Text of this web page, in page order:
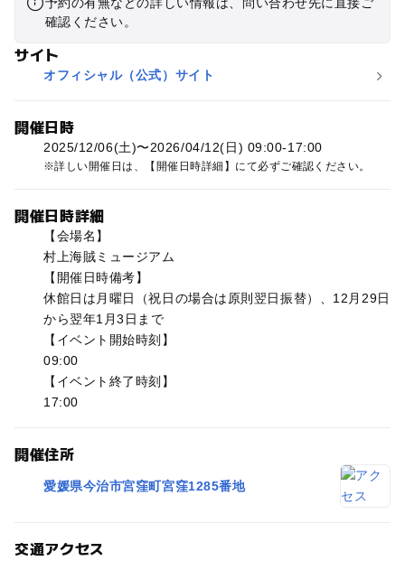
予約の有無などの詳しい情報は、問い合わせ先に直接ご
確認ください。
サイト
オフィシャル（公式）サイト
開催日時
2025/12/06(土)〜2026/04/12(日) 09:00-17:00
詳しい開催日は、【開催日時詳細】にて必ずご確認ください。
開催日時詳細
【会場名】
村上海賊ミュージアム
【開催日時備考】
休館日は月曜日（祝日の場合は原則翌日振替）、12月29日
から翌年1月3日まで
【イベント開始時刻】
09:00
【イベント終了時刻】
17:00
開催住所
愛媛県今治市宮窪町宮窪1285番地
交通アクセス